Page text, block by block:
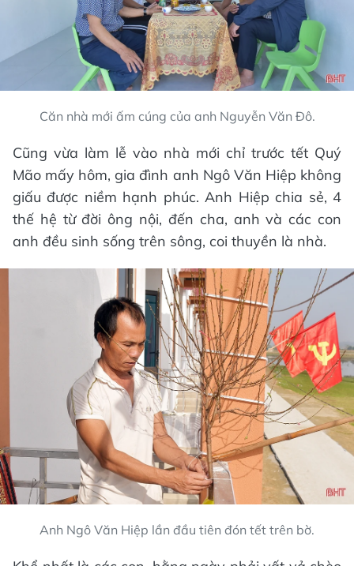
Căn nhà mới ấm cúng của anh Nguyễn Văn Đô.
Cũng vừa làm lễ vào nhà mới chỉ trước tết Quý
Mão mấy hôm, gia đình anh Ngô Văn Hiệp không
giấu được niềm hạnh phúc. Anh Hiệp chia sẻ, 4
thế hệ từ đời ông nội, đến cha, anh và các con
anh đều sinh sống trên sông, coi thuyền là nhà.
Anh Ngô Văn Hiệp lần đầu tiên đón tết trên bờ.